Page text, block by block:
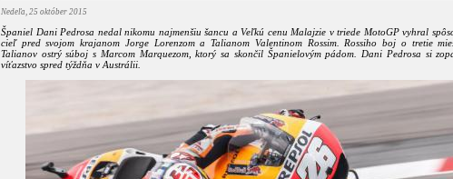
Nedeľa, 25 október 2015
Španiel Dani Pedrosa nedal nikomu najmenšiu šancu a Veľkú cenu Malajzie v triede MotoGP vyhral
cieľ pred svojom krajanom Jorge Lorenzom a Talianom Valentinom Rossim. Rossiho boj o tretie
Talianov ostrý súboj s Marcom Marquezom, ktorý sa skončil Španielovým pádom. Dani Pedrosa si
víťazstvo spred týždňa v Austrálii.